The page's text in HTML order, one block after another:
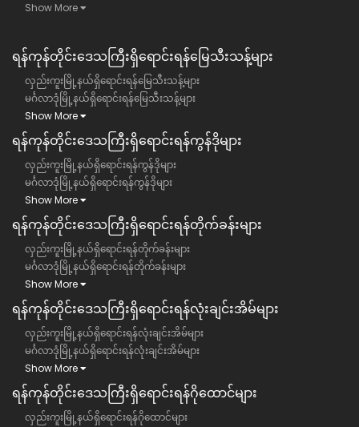
Show More
ရန်ကုန်တိုင်းဒေသကြီး​ရှိရောင်းရန်မြေသီးသန့်များ
လှည်းကူးမြို့နယ်ရှိရောင်းရန်မြေသီးသန့်များ
မင်္ဂလာဒုံမြို့နယ်ရှိရောင်းရန်မြေသီးသန့်များ
Show More
ရန်ကုန်တိုင်းဒေသကြီး​ရှိရောင်းရန်ကွန်ဒိုများ
လှည်းကူးမြို့နယ်ရှိရောင်းရန်ကွန်ဒိုများ
မင်္ဂလာဒုံမြို့နယ်ရှိရောင်းရန်ကွန်ဒိုများ
Show More
ရန်ကုန်တိုင်းဒေသကြီး​ရှိရောင်းရန်တိုက်ခန်းများ
လှည်းကူးမြို့နယ်ရှိရောင်းရန်တိုက်ခန်းများ
မင်္ဂလာဒုံမြို့နယ်ရှိရောင်းရန်တိုက်ခန်းများ
Show More
ရန်ကုန်တိုင်းဒေသကြီး​ရှိရောင်းရန်လုံးချင်းအိမ်များ
လှည်းကူးမြို့နယ်ရှိရောင်းရန်လုံးချင်းအိမ်များ
မင်္ဂလာဒုံမြို့နယ်ရှိရောင်းရန်လုံးချင်းအိမ်များ
Show More
ရန်ကုန်တိုင်းဒေသကြီး​ရှိရောင်းရန်ဂိုထောင်များ
လှည်းကူးမြို့နယ်ရှိရောင်းရန်ဂိုထောင်များ